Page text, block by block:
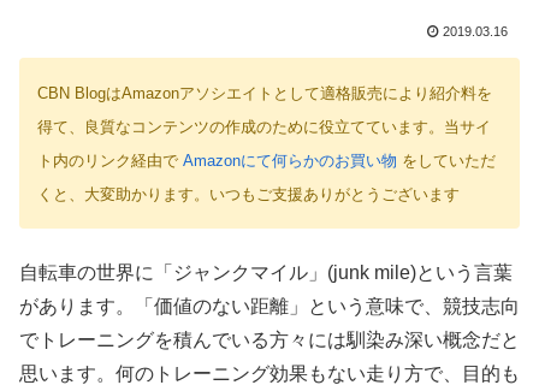
2019.03.16
CBN BlogはAmazonアソシエイトとして適格販売により紹介料を
得て、良質なコンテンツの作成のために役立てています。当サイ
ト内のリンク経由で Amazonにて何らかのお買い物 をしていただ
くと、大変助かります。いつもご支援ありがとうございます
自転車の世界に「ジャンクマイル」(junk mile)という言葉
があります。「価値のない距離」という意味で、競技志向
でトレーニングを積んでいる方々には馴染み深い概念だと
思います。何のトレーニング効果もない走り方で、目的も